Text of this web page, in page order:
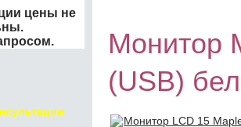
цены не
Монитор
(USB)